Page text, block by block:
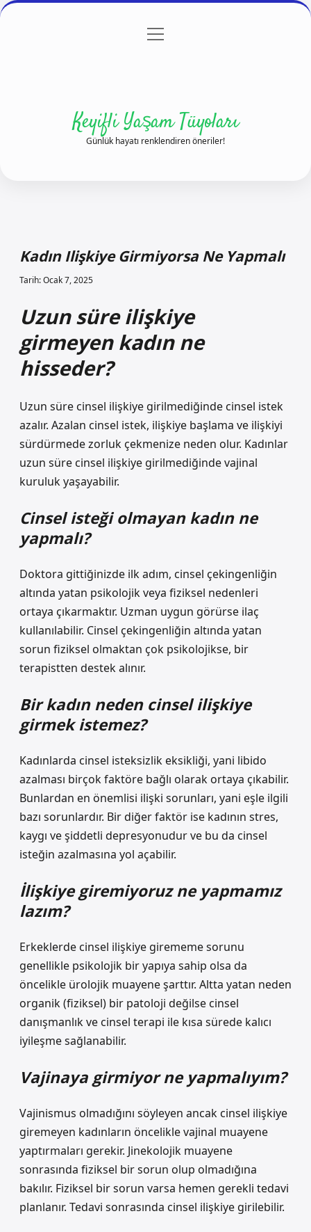
Gizlilik Politikası
menüyü
Keyifli Yaşam Tüyoları
Günlük hayatı renklendiren öneriler!
Kadın Ilişkiye Girmiyorsa Ne Yapmalı
Tarih: Ocak 7, 2025
Uzun süre ilişkiye
girmeyen kadın ne
hisseder?
Uzun süre cinsel ilişkiye girilmediğinde cinsel istek
azalır. Azalan cinsel istek, ilişkiye başlama ve ilişkiyi
sürdürmede zorluk çekmenize neden olur. Kadınlar
uzun süre cinsel ilişkiye girilmediğinde vajinal
kuruluk yaşayabilir.
Cinsel isteği olmayan kadın ne
yapmalı?
Doktora gittiğinizde ilk adım, cinsel çekingenliğin
altında yatan psikolojik veya fiziksel nedenleri
ortaya çıkarmaktır. Uzman uygun görürse ilaç
kullanılabilir. Cinsel çekingenliğin altında yatan
sorun fiziksel olmaktan çok psikolojikse, bir
terapistten destek alınır.
Bir kadın neden cinsel ilişkiye
girmek istemez?
Kadınlarda cinsel isteksizlik eksikliği, yani libido
azalması birçok faktöre bağlı olarak ortaya çıkabilir.
Bunlardan en önemlisi ilişki sorunları, yani eşle ilgili
bazı sorunlardır. Bir diğer faktör ise kadının stres,
kaygı ve şiddetli depresyonudur ve bu da cinsel
isteğin azalmasına yol açabilir.
İlişkiye giremiyoruz ne yapmamız
lazım?
Erkeklerde cinsel ilişkiye girememe sorunu
genellikle psikolojik bir yapıya sahip olsa da
öncelikle ürolojik muayene şarttır. Altta yatan neden
organik (fiziksel) bir patoloji değilse cinsel
danışmanlık ve cinsel terapi ile kısa sürede kalıcı
iyileşme sağlanabilir.
Vajinaya girmiyor ne yapmalıyım?
Vajinismus olmadığını söyleyen ancak cinsel ilişkiye
giremeyen kadınların öncelikle vajinal muayene
yaptırmaları gerekir. Jinekolojik muayene
sonrasında fiziksel bir sorun olup olmadığına
bakılır. Fiziksel bir sorun varsa hemen gerekli tedavi
planlanır. Tedavi sonrasında cinsel ilişkiye girilebilir.